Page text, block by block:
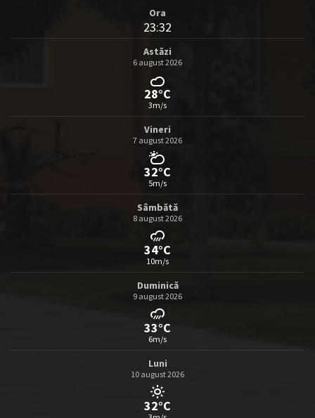
Ora
23:32
Astăzi
6 august 2026
28°C
3m/s
Vineri
7 august 2026
32°C
5m/s
Sâmbătă
8 august 2026
34°C
10m/s
Duminică
9 august 2026
33°C
6m/s
Luni
10 august 2026
32°C